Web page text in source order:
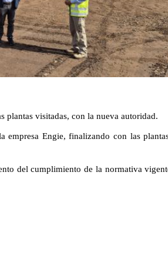
plantas visitadas, con la nueva autoridad.
empresa Engie, finalizando con las
del cumplimiento de la normativa